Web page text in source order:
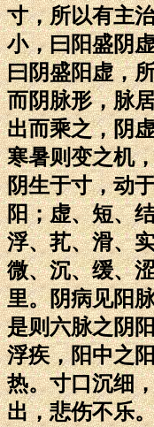
寸，所以有主
小，曰阳盛阴
曰阴盛阳虚，
而阴脉形，脉
出而乘之，阴
寒暑则变之机
阴生于寸，动
阳；虚、短、
浮、芤、滑、
微、沉、缓、
里。阴病见阳
是则六脉之阴
浮疾，阳中之
热。寸口沉细
出，悲伤不乐